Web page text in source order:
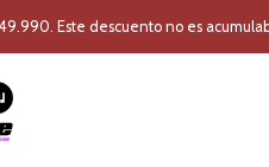
Este descuento no es
Micrófono Mano